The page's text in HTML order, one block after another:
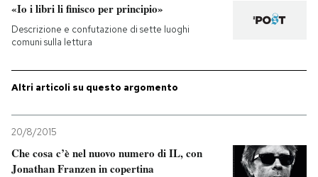
Mondiali calcio 2026
PODCAST
NEWSLETTER
«Io i libri li finisco per principio»
Descrizione e confutazione di sette luoghi
comuni sulla lettura
Altri articoli su questo argomento
20/8/2015
Che cosa c’è nel nuovo numero di IL, con
Jonathan Franzen in copertina